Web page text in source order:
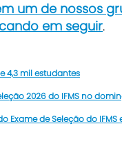
um de nossos
em seguir.
4,3 mil estudantes
2026 do IFMS no
de Seleção do